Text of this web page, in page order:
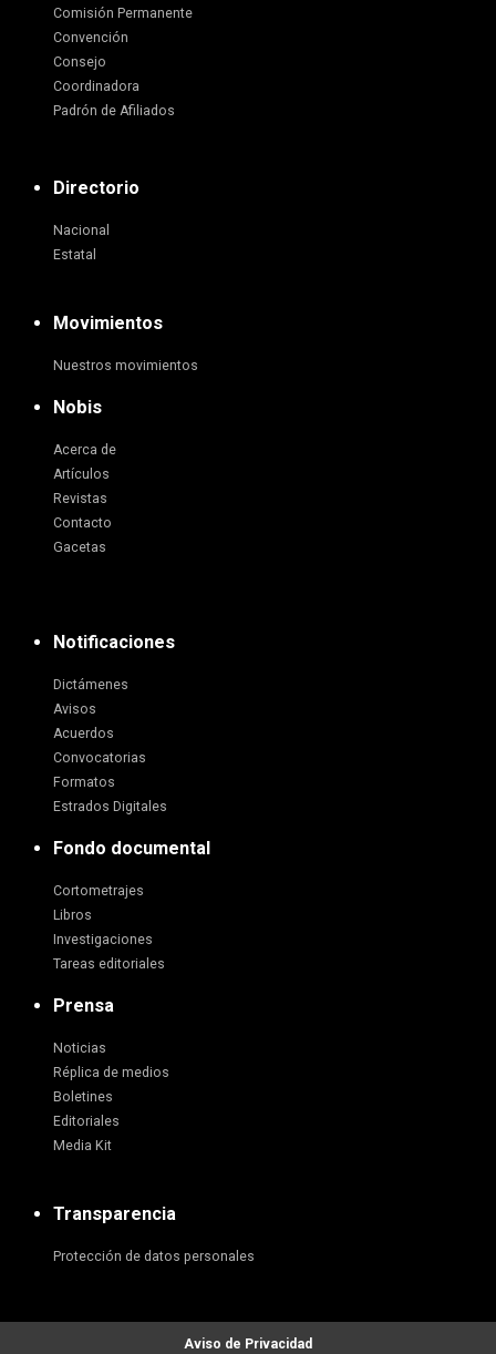
Comisión Permanente
Convención
Consejo
Coordinadora
Padrón de Afiliados
Directorio
Nacional
Estatal
Movimientos
Nuestros movimientos
Nobis
Acerca de
Artículos
Revistas
Contacto
Gacetas
Notificaciones
Dictámenes
Avisos
Acuerdos
Convocatorias
Formatos
Estrados Digitales
Fondo documental
Cortometrajes
Libros
Investigaciones
Tareas editoriales
Prensa
Noticias
Réplica de medios
Boletines
Editoriales
Media Kit
Transparencia
Protección de datos personales
Aviso de Privacidad